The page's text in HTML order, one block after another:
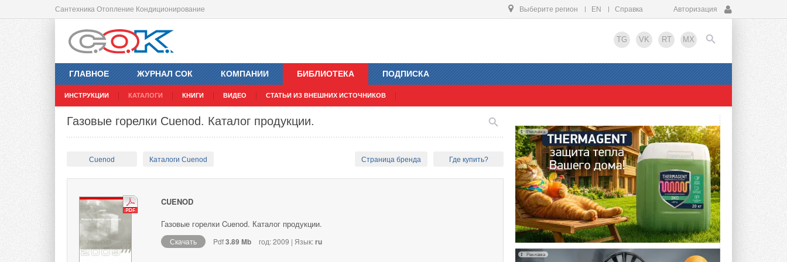
Сантехника Отопление Кондиционирование Выберите регион EN Справка Авторизация
TG VK RT MX
ГЛАВНОЕ ЖУРНАЛ СОК КОМПАНИИ БИБЛИОТЕКА
ИНСТРУКЦИИ КАТАЛОГИ КНИГИ ВИДЕО СТАТЬИ ИЗ ВНЕШНИХ ИСТОЧНИКОВ
ПОДПИСКА
EN
Газовые горелки Cuenod. Каталог продукции.
Cuenod Каталоги Cuenod Страница бренда Где купить?
CUENOD
Газовые горелки Cuenod. Каталог продукции.
Скачать Pdf3.89 Mb год: 2009 | Язык:ru
Реклама
Реклама